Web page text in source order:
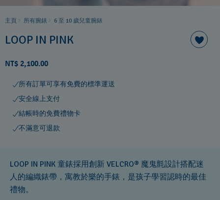
主頁 所有腕錶 6 至 10 歲兒童腕錶
LOOP IN PINK
NT$ 2,100.00
所有訂單可享有免費的標準運送
安全線上支付
結帳時的免費禮物卡
不滿意可退款
LOOP IN PINK 童錶採用創新 VELCRO® 魔鬼氈設計搭配迷
人的編織錶帶，寓教於樂的手錶，是孩子學習認時的最佳
禮物。